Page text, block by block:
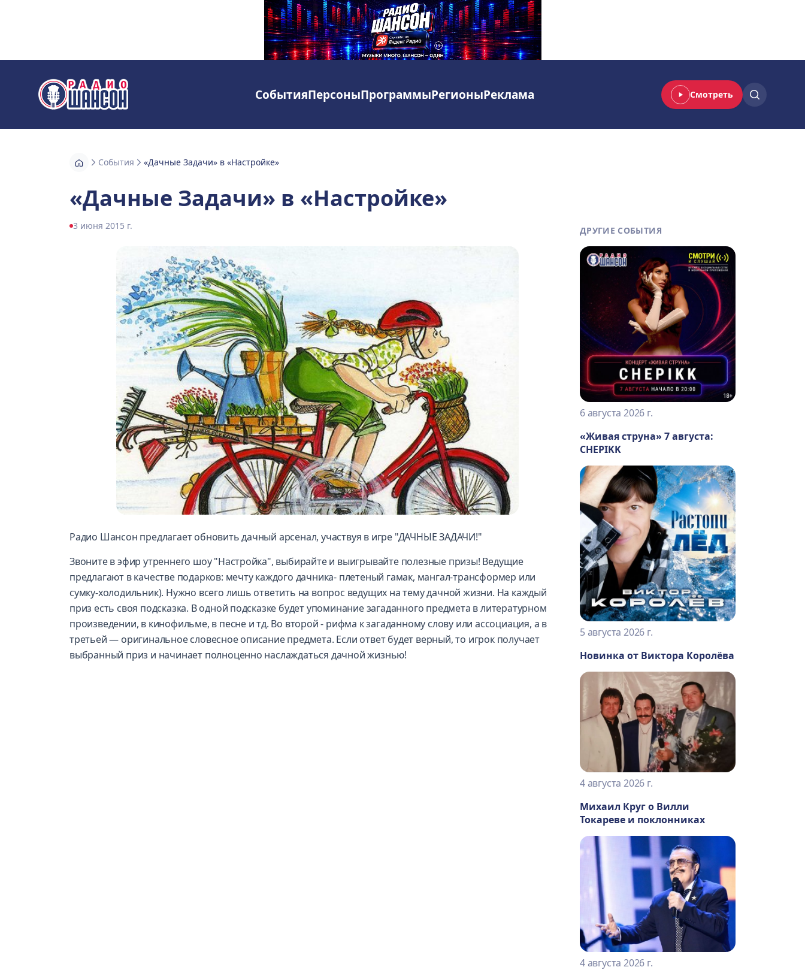
Радио Шансон СобытияПерсоныПрограммыРегионыРеклама Смотреть
События «Дачные Задачи» в «Настройке»
«Дачные Задачи» в «Настройке»
3 июня 2015 г.
Радио Шансон предлагает обновить дачный арсенал, участвуя в игре "ДАЧНЫЕ ЗАДАЧИ!"
Звоните в эфир утреннего шоу "Настройка", выбирайте и выигрывайте полезные призы! Ведущие
предлагают в качестве подарков: мечту каждого дачника- плетеный гамак, мангал-трансформер или
сумку-холодильник). Нужно всего лишь ответить на вопрос ведущих на тему дачной жизни. На каждый
приз есть своя подсказка. В одной подсказке будет упоминание загаданного предмета в литературном
произведении, в кинофильме, в песне и тд. Во второй - рифма к загаданному слову или ассоциация, а в
третьей — оригинальное словесное описание предмета. Если ответ будет верный, то игрок получает
выбранный приз и начинает полноценно наслаждаться дачной жизнью!
ДРУГИЕ СОБЫТИЯ
6 августа 2026 г.
«Живая струна» 7 августа:
CHEPIKK
5 августа 2026 г.
Новинка от Виктора Королёва
4 августа 2026 г.
Михаил Круг о Вилли
Токареве и поклонниках
4 августа 2026 г.